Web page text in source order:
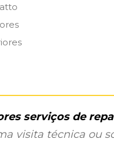
serviços de
visita técnica ou